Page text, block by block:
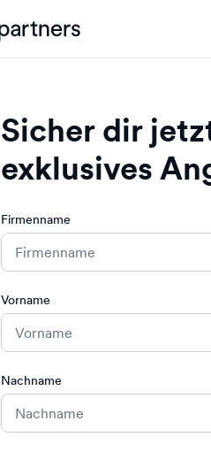
Sicher dir
exklusives
Firmenname
Vorname
Nachname